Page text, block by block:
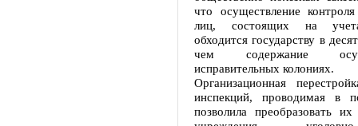
что осуществление
лиц, состоящих на
обходится государству в
чем содержание
исправительных колониях.
Организационная
инспекций, проводимая в
позволила преобразовать